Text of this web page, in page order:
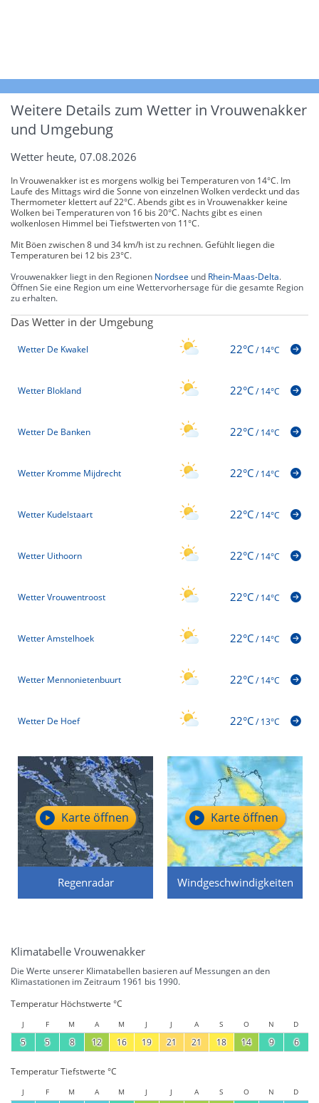
Weitere Details zum Wetter in Vrouwenakker
und Umgebung
Wetter heute, 07.08.2026
In Vrouwenakker ist es morgens wolkig bei Temperaturen von 14°C. Im
Laufe des Mittags wird die Sonne von einzelnen Wolken verdeckt und das
Thermometer klettert auf 22°C. Abends gibt es in Vrouwenakker keine
Wolken bei Temperaturen von 16 bis 20°C. Nachts gibt es einen
wolkenlosen Himmel bei Tiefstwerten von 11°C.
Mit Böen zwischen 8 und 34 km/h ist zu rechnen. Gefühlt liegen die
Temperaturen bei 12 bis 23°C.
Vrouwenakker liegt in den Regionen Nordsee und Rhein-Maas-Delta.
Öffnen Sie eine Region um eine Wettervorhersage für die gesamte Region
zu erhalten.
Das Wetter in der Umgebung
Wetter De Kwakel 22°C/14°C
Wetter Blokland 22°C/14°C
Wetter De Banken 22°C/14°C
Wetter Kromme Mijdrecht 22°C/14°C
Wetter Kudelstaart 22°C/14°C
Wetter Uithoorn 22°C/14°C
Wetter Vrouwentroost 22°C/14°C
Wetter Amstelhoek 22°C/14°C
Wetter Mennonietenbuurt 22°C/14°C
Wetter De Hoef 22°C/13°C
Regenradar
Karte öffnen
Windgeschwindigkeiten
Karte öffnen
Klimatabelle Vrouwenakker
Die Werte unserer Klimatabellen basieren auf Messungen an den
Klimastationen im Zeitraum 1961 bis 1990.
Temperatur Höchstwerte °C
J F M A M J J A S O N D
5 5 8 12 16 19 21 21 18 14 9 6
Temperatur Tiefstwerte °C
J F M A M J J A S O N D